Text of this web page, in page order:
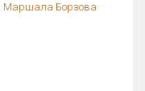
Маршала Борзова